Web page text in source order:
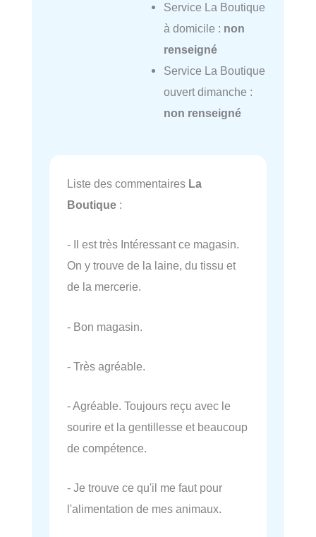
Service La Boutique
à domicile : non
renseigné
Service La Boutique
ouvert dimanche :
non renseigné
Liste des commentaires La
Boutique :
- Il est très Intéressant ce magasin.
On y trouve de la laine, du tissu et
de la mercerie.
- Bon magasin.
- Très agréable.
- Agréable. Toujours reçu avec le
sourire et la gentillesse et beaucoup
de compétence.
- Je trouve ce qu'il me faut pour
l'alimentation de mes animaux.